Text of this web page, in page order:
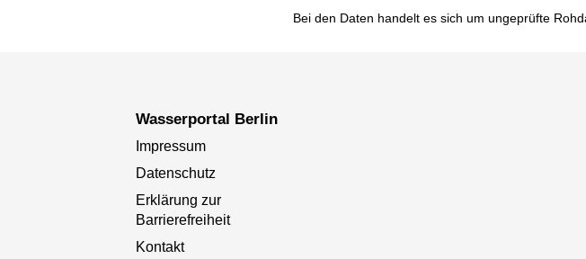
Bei den Daten handelt es sich um ungeprüfte
Wasserportal Berlin
Impressum
Datenschutz
Erklärung zur
Barrierefreiheit
Kontakt